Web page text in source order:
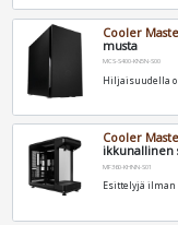
Cooler
musta
MCS-S400-KN5N-S00
Hiljaisuudella
Cooler
ikkunallinen
MF360-KHNN-S01
Esittelyjä